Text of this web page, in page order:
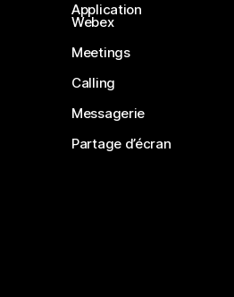
Application
Webex
Meetings
Calling
Messagerie
Partage d’écran